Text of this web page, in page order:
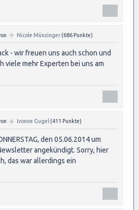
✦ Nicole Münzinger (686 Punkte)
- wir freuen uns auch schon und
viele mehr Experten bei uns am
✦ Ivonne Gugel (411 Punkte)
den 05.06.2014 um
angekündigt. Sorry, hier
das war allerdings ein